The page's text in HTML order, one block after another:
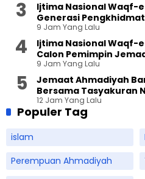
Ijtima Nasional Waqf-
Generasi
9 Jam Yang Lalu
Ijtima Nasional Waqf-
Calon Pemimpin
9 Jam Yang Lalu
Jemaat Ahmadiyah
Bersama Tasyakuran
12 Jam Yang Lalu
Populer Tag
islam
Perempuan Ahmadiyah